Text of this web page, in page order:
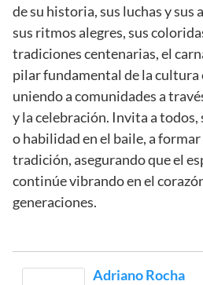
de su historia, sus luchas y sus
sus ritmos alegres, sus
tradiciones centenarias, el
pilar fundamental de la
uniendo a comunidades a
y la celebración. Invita a
o habilidad en el baile, a
tradición, asegurando que el
continúe vibrando en el
generaciones.
Adriano Rocha